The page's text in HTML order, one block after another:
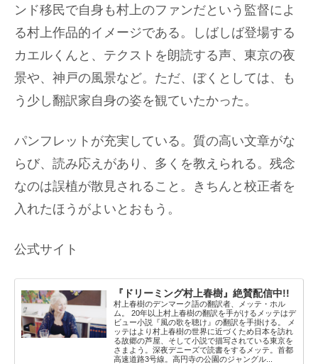
ンド移民で自身も村上のファンだという監督によ
る村上作品的イメージである。しばしば登場する
カエルくんと、テクストを朗読する声、東京の夜
景や、神戸の風景など。ただ、ぼくとしては、も
う少し翻訳家自身の姿を観ていたかった。
パンフレットが充実している。質の高い文章がな
らび、読み応えがあり、多くを教えられる。残念
なのは誤植が散見されること。きちんと校正者を
入れたほうがよいとおもう。
公式サイト
『ドリーミング村上春樹』絶賛配信中!!
村上春樹のデンマーク語の翻訳者、メッテ・ホル
ム。 20年以上村上春樹の翻訳を手がけるメッテはデ
ビュー小説『風の歌を聴け』の翻訳を手掛ける。 メ
ッテはより村上春樹の世界に近づくため日本を訪れ
る故郷の芦屋、そして小説で描写されている東京を
さまよう。深夜デニーズで読書をするメッテ。首都
高速道路3号線。高円寺の公園のジャングル...